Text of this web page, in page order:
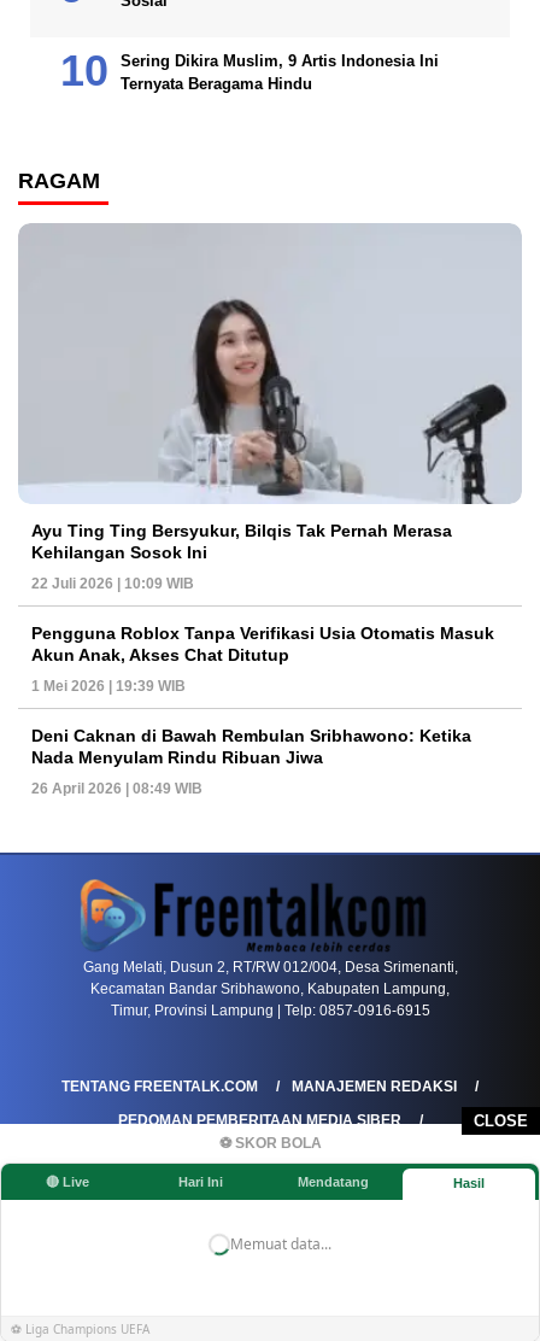
CLOSE
⚽ SKOR BOLA
🔴 Live Hari Ini Mendatang Hasil
Memuat data...
⚽ Liga Champions UEFA
Sering Dikira Muslim, 9 Artis Indonesia Ini
Ternyata Beragama Hindu
RAGAM
Ayu Ting Ting Bersyukur, Bilqis Tak Pernah Merasa
Kehilangan Sosok Ini
22 Juli 2026 | 10:09 WIB
Pengguna Roblox Tanpa Verifikasi Usia Otomatis Masuk
Akun Anak, Akses Chat Ditutup
1 Mei 2026 | 19:39 WIB
Deni Caknan di Bawah Rembulan Sribhawono: Ketika
Nada Menyulam Rindu Ribuan Jiwa
26 April 2026 | 08:49 WIB
Gang Melati, Dusun 2, RT/RW 012/004, Desa Srimenanti,
Kecamatan Bandar Sribhawono, Kabupaten Lampung,
Timur, Provinsi Lampung | Telp: 0857-0916-6915
TENTANG FREENTALK.COM
MANAJEMEN REDAKSI
PEDOMAN PEMBERITAAN MEDIA SIBER
PEDOMAN PEMBERITAAN RAMAH ANAK
KOREKSI & KLARIFIKASI
KEBIJAKAN IKLAN / ADVERTORIAL